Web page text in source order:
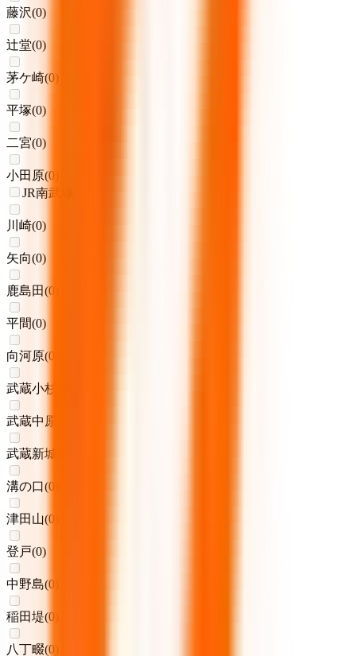
藤沢(0)
辻堂(0)
茅ケ崎(0 )
平塚(0)
二宮(0)
小田原(0
JR南武線
川崎(0)
矢向(0)
鹿島田(0
平間(0)
向河原(0
武蔵小杉
武蔵中原
武蔵新城
溝の口(0
津田山(0
登戸(0)
中野島(0
稲田堤(0
八丁畷(0